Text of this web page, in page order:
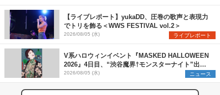
バンアーティストを一斉解禁
グルメ×ランタンナイトで彩る2日
間
【ライブレポート】yukaDD、圧巻の歌声と表現力
でトリを飾る＜WWS FESTIVAL vol.2＞
2026/08/05 (水) ライブレポート
V系ハロウィンイベント『MASKED HALLOWEEN
2026』4日目、“渋谷魔界†モンスターナイト”出演6
組を発表
2026/08/05 (水) ニュース